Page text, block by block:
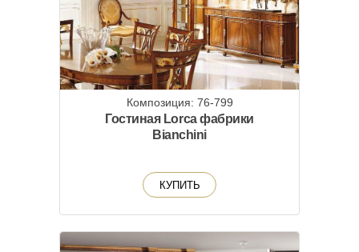
Композиция: 76-799
Гостиная Lorca фабрики
Bianchini
КУПИТЬ